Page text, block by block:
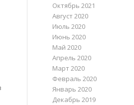
Октябрь 2021
Август 2020
Июль 2020
Июнь 2020
Май 2020
Апрель 2020
Март 2020
Февраль 2020
Январь 2020
Декабрь 2019